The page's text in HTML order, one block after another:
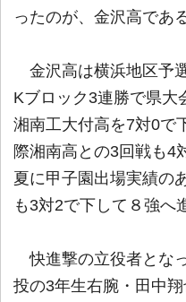
ったのが、金沢高である
金沢高は横浜地区予
Kブロック3連勝で県大
湘南工大付高を7対0で
際湘南高との3回戦も4
夏に甲子園出場実績の
も3対2で下して８強へ
快進撃の立役者とな
投の3年生右腕・田中